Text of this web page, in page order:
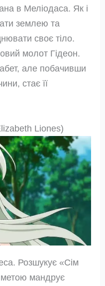
в Меліодаса. Як і
землею та
своє тіло.
молот Гідеон.
але побачивши
стає її
Liones)
Розшукує «Сім
метою мандрує